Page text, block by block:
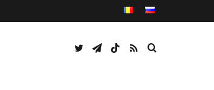
Caută
RSS
TikTok
Telegram
Twitter